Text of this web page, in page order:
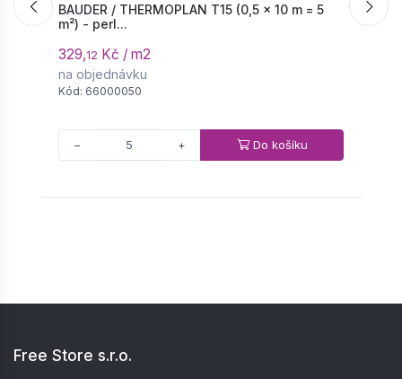
BAUDER / THERMOPLAN T15 (0,5 × 10 m = 5
m²) - perl...
329,12 Kč / m2
na objednávku
Kód: 66000050
− + Do košíku
Free Store s.r.o.